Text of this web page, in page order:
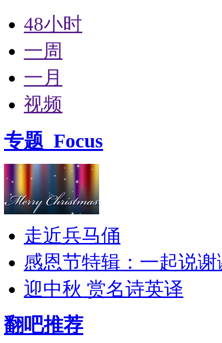
48小时
一周
一月
视频
专题 Focus
走近兵马俑
感恩节特辑：一起说谢
迎中秋 赏名诗英译
翻吧推荐